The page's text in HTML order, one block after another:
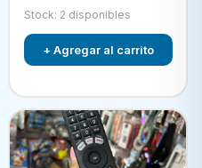
Stock: 2 disponibles
+ Agregar al carrito